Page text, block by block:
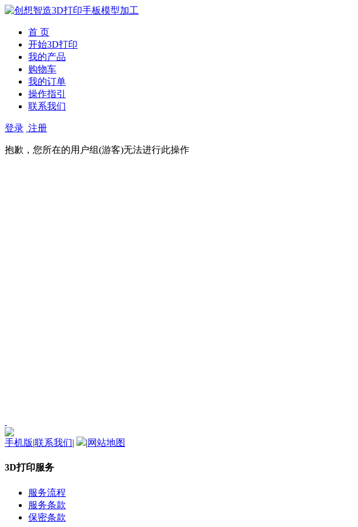
首 页
开始3D打印
我的产品
购物车
我的订单
操作指引
联系我们
登录 注册
抱歉，您所在的用户组(游客)无法进行此操作
手机版|联系我们| |网站地图
3D打印服务
服务流程
服务条款
保密条款